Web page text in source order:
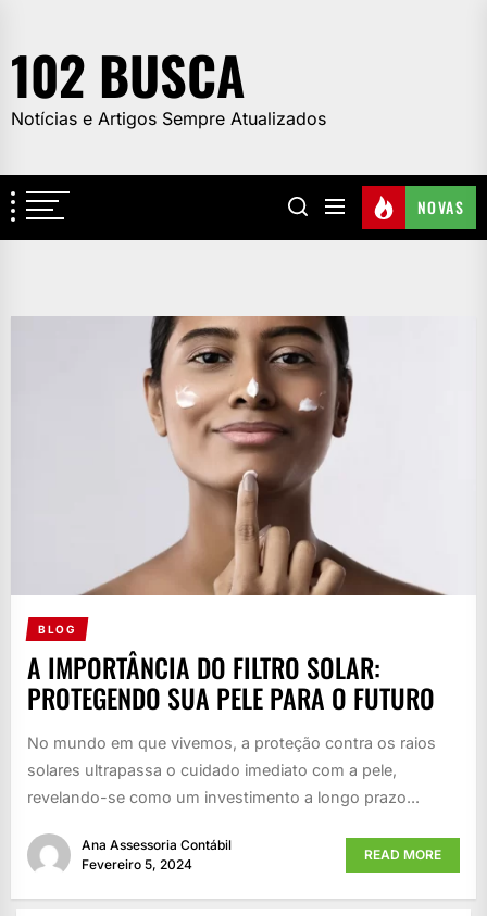
the
content
102 BUSCA
Notícias e Artigos Sempre Atualizados
NOVAS
BLOG
A IMPORTÂNCIA DO FILTRO SOLAR:
PROTEGENDO SUA PELE PARA O FUTURO
No mundo em que vivemos, a proteção contra os raios
solares ultrapassa o cuidado imediato com a pele,
revelando-se como um investimento a longo prazo...
Ana Assessoria Contábil
Fevereiro 5, 2024
READ MORE